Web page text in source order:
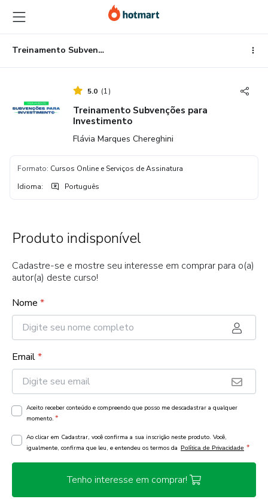
para
o
conteúdo
principal
para
o
pagamento
para
o
rodapé
Treinamento Subvenções para Investimento
5.0 (1)
Treinamento Subvenções para
Investimento
Flávia Marques Chereghini
Formato: Cursos Online e Serviços de Assinatura
Idioma: Português
Produto indisponível
Cadastre-se e mostre seu interesse em comprar para o(a)
autor(a) deste curso!
Nome *
Email*
Aceito receber conteúdo e compreendo que posso me descadastrar a qualquer
momento. *
Ao clicar em Cadastrar, você confirma a sua inscrição neste produto. Você,
igualmente, confirma que leu, e entendeu os termos da Política de Privacidade *
Tenho interesse em comprar!